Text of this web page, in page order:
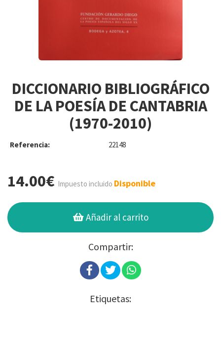
DICCIONARIO BIBLIOGRÁFICO
DE LA POESÍA DE CANTABRIA
(1970-2010)
Referencia: 22148
14.00€ Impuesto incluido Disponible
Añadir al carrito
Compartir:
Etiquetas: